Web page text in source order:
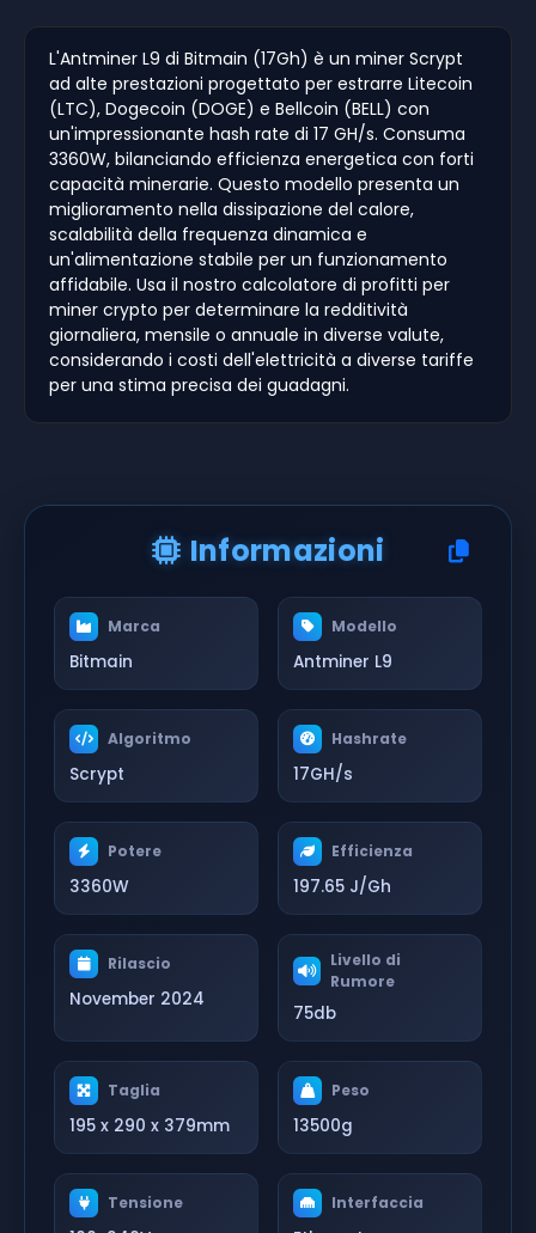
L'Antminer L9 di Bitmain (17Gh) è un miner Scrypt
ad alte prestazioni progettato per estrarre Litecoin
(LTC), Dogecoin (DOGE) e Bellcoin (BELL) con
un'impressionante hash rate di 17 GH/s. Consuma
3360W, bilanciando efficienza energetica con forti
capacità minerarie. Questo modello presenta un
miglioramento nella dissipazione del calore,
scalabilità della frequenza dinamica e
un'alimentazione stabile per un funzionamento
affidabile. Usa il nostro calcolatore di profitti per
miner crypto per determinare la redditività
giornaliera, mensile o annuale in diverse valute,
considerando i costi dell'elettricità a diverse tariffe
per una stima precisa dei guadagni.
Informazioni
Marca
Bitmain
Modello
Antminer L9
Algoritmo
Scrypt
Hashrate
17GH/s
Potere
3360W
Efficienza
197.65 J/Gh
Rilascio
November 2024
Livello di
Rumore
75db
Taglia
195 x 290 x 379mm
Peso
13500g
Tensione Interfaccia